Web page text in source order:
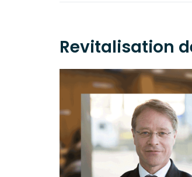
Revitalisation